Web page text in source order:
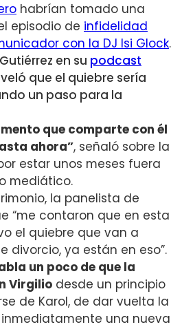
habrían tomado una
episodio de infidelidad
con la DJ Isi Glock.
en su podcast
que el quiebre sería
un paso para la
que comparte con él
ahora”, señaló sobre la
estar unos meses fuera
mediático.
la panelista de
“me contaron que en esta
el quiebre que van a
divorcio, ya están en eso”.
un poco de que la
Virgilio desde un principio
de Karol, de dar vuelta la
una nueva